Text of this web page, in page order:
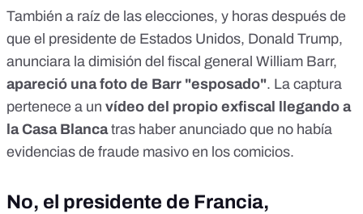
También a raíz de las elecciones, y horas después de
que el presidente de Estados Unidos, Donald Trump,
anunciara la dimisión del fiscal general William Barr,
apareció una foto de Barr "esposado". La captura
pertenece a un vídeo del propio exfiscal llegando a
la Casa Blancatras haber anunciado que no había
evidencias de fraude masivo en los comicios.
No, el presidente de Francia,